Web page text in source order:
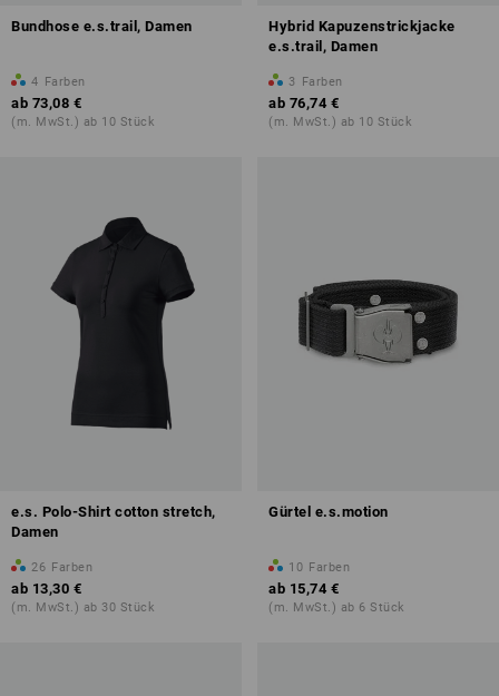
Bundhose e.s.trail, Damen
4 Farben
ab 73,08 €
(m. MwSt.) ab 10 Stück
Hybrid Kapuzenstrickjacke
e.s.trail, Damen
3 Farben
ab 76,74 €
(m. MwSt.) ab 10 Stück
e.s. Polo-Shirt cotton stretch,
Damen
26 Farben
ab 13,30 €
(m. MwSt.) ab 30 Stück
Gürtel e.s.motion
10 Farben
ab 15,74 €
(m. MwSt.) ab 6 Stück